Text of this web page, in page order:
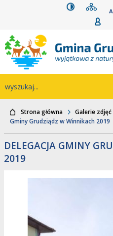
Przejdź do głównego
Przejdź do treści
Przejdź do
wyszukiwarki
Przejdź do mapy
wersja
A
Strona główna Galerie zdjęć
Gminy Grudziądz w Winnikach 2019
DELEGACJA GMINY
2019